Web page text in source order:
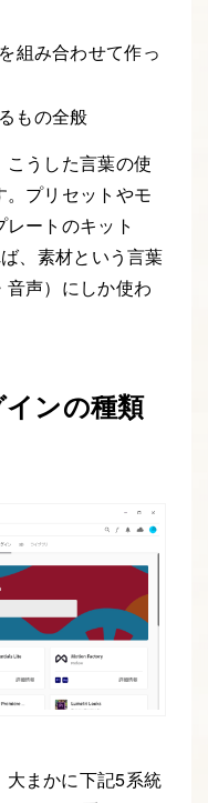
組み合わせて作っ
もの全般
うした言葉の使
プリセットやモ
ートのキット
、素材という言葉
声）にしか使わ
ンの種類
まかに下記5系統